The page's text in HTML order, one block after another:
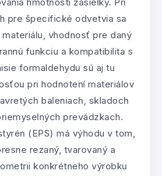
pre špecifické odvetvia sa
vhodnosť pre daný
funkciu a kompatibilita s
formaldehydu sú aj tu
pri hodnotení materiálov
baleniach, skladoch
prevádzkach.
(EPS) má výhodu v tom,
rezaný, tvarovaný a
konkrétneho výrobku